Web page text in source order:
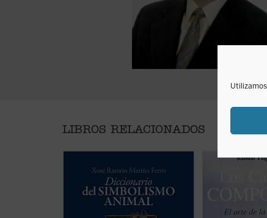
LIBROS RELACIONADOS
Diccionario de simbolismo
es con mucho el libro más
documentado sobre el tema. Se
estudian más de doscientos
animales, cada uno con múltiples
religiosa, ha
días, una